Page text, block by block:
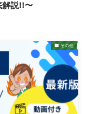
解説!!〜
その他